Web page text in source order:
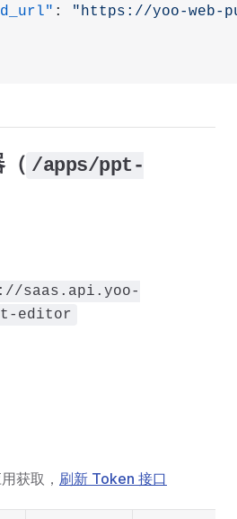
:
"https://yoo-web-
/apps/ppt-
saas.api.yoo-
editor
获取， 刷新 Token 接口